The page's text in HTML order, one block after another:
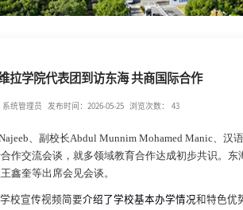
拉学院代表团到访东海 共商国际合作
系统管理员 发布时间：2026-05-25 浏览次数： 43
、副校长Abdul Munnim Mohamed Manic、汉
作交流会谈，就多领域教育合作达成初步共识。
鑫奎等出席会见会谈。
校宣传视频简要介绍了学校基本办学情况和特色优